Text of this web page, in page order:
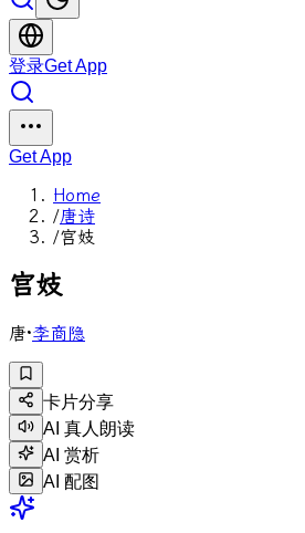
登录Get App
Get App
Home
/唐诗
/宫妓
宫妓
唐·李商隐
卡片分享
AI 真人朗读
AI 赏析
AI 配图